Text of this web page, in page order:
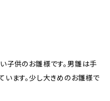
子供のお雛様です。男雛は手
います。少し大きめのお雛様で